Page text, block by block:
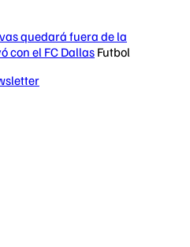
quedará fuera de la
con el FC Dallas Futbol